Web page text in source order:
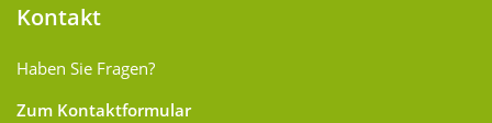
Kontakt
Haben Sie Fragen?
Zum Kontaktformular